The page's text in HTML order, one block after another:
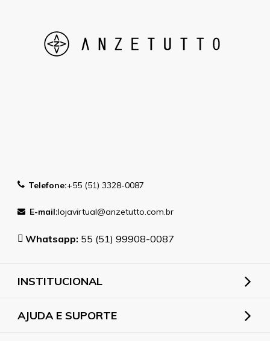
Telefone:+55 (51) 3328-0087
E-mail:lojavirtual@anzetutto.com.br
Whatsapp: 55 (51) 99908-0087
INSTITUCIONAL
AJUDA E SUPORTE